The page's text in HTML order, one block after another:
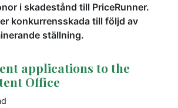
i skadestånd till PriceRunner.
konkurrensskada till följd av
ställning.
applications to the
Office